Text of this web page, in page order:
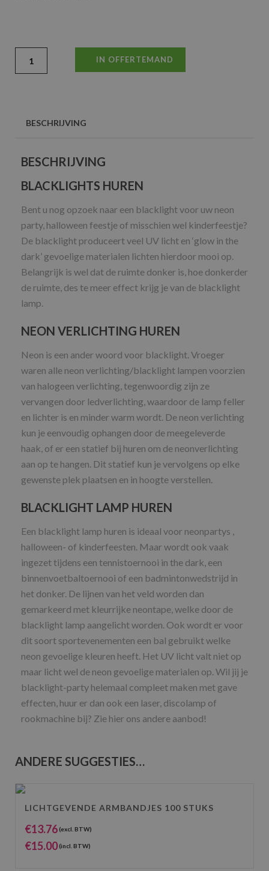
IN OFFERTEMAND
BESCHRIJVING
BESCHRIJVING
BLACKLIGHTS HUREN
Bent u nog opzoek naar een blacklight voor uw neon
party, halloween feestje of misschien wel kinderfeestje?
De blacklight produceert veel UV licht en ‘glow in the
dark’ gevoelige materialen lichten hierdoor mooi op.
Belangrijk is wel dat de ruimte donker is, hoe donkerder
de ruimte, des te meer effect krijg je van de blacklight
lamp.
NEON VERLICHTING HUREN
Neon is een ander woord voor blacklight. Vroeger
waren alle neon verlichting/blacklight lampen voorzien
van halogeen verlichting, tegenwoordig zijn ze
vervangen door ledverlichting, waardoor de lamp feller
en lichter is en minder warm wordt. De neon verlichting
kun je eenvoudig ophangen door de meegeleverde
haak, of er een statief bij huren om de neonverlichting
aan op te hangen. Dit statief kun je vervolgens op elke
gewenste plek plaatsen en in hoogte verstellen.
BLACKLIGHT LAMP HUREN
Een blacklight lamp huren is ideaal voor neonpartys ,
halloween- of kinderfeesten. Maar wordt ook vaak
ingezet tijdens een tennistoernooi in the dark, een
binnenvoetbaltoernooi of een badmintonwedstrijd in
het donker. De lijnen van het veld worden dan
gemarkeerd met kleurrijke neontape, welke door de
blacklight lamp aangelicht worden. Ook wordt er voor
dit soort sportevenementen een bal gebruikt welke
neon gevoelige kleuren heeft. Het UV licht valt niet op
maar licht wel de neon gevoelige materialen op. Wil jij je
blacklight-party helemaal compleet maken met gave
effecten, huur er dan ook een laser, discolamp of
rookmachine bij? Zie hier ons andere aanbod!
ANDERE SUGGESTIES…
LICHTGEVENDE ARMBANDJES 100 STUKS
€13.76 (excl. BTW)
€15.00(incl. BTW)